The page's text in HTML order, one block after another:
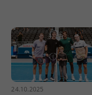
24.10.2025